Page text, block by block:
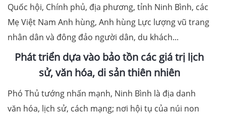
Quốc hội, Chính phủ, địa phương, tỉnh Ninh Bình, các
Mẹ Việt Nam Anh hùng, Anh hùng Lực lượng vũ trang
nhân dân và đông đảo người dân, du khách...
Phát triển dựa vào bảo tồn các giá trị lịch
sử, văn hóa, di sản thiên nhiên
Phó Thủ tướng nhấn mạnh, Ninh Bình là địa danh
văn hóa, lịch sử, cách mạng; nơi hội tụ của núi non